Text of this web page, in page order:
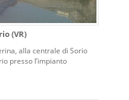
(VR)
alla centrale di Sorio
presso l’impianto